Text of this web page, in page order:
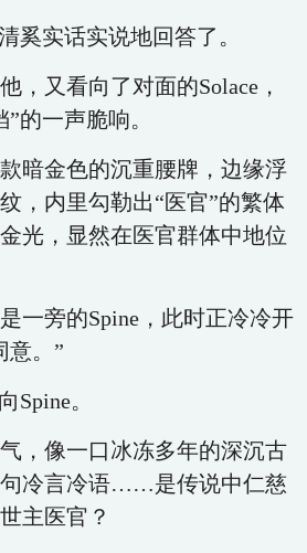
奚实话实说地回答了。
，又看向了对面的Solace，
的一声脆响。
暗金色的沉重腰牌，边缘浮
，内里勾勒出“医官”的繁体
光，显然在医官群体中地位
一旁的Spine，此时正冷冷开
意。”
。
，像一口冰冻多年的深沉古
冷言冷语……是传说中仁慈
主医官？